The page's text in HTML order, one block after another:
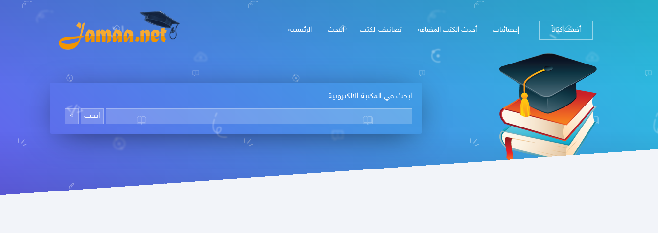
الرئيسـية البحث تصانيف الكتب أحدث الكتب المضافة إحصائيات أضف كتاباً
ابحث في المكتبة الالكترونية